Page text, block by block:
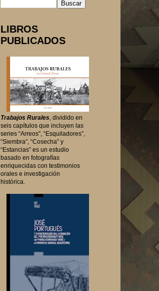
LIBROS
PUBLICADOS
Trabajos Rurales, dividido en
seis capítulos que incluyen las
series “Arreos”, “Esquiladores”,
“Siembra”, “Cosecha” y
“Estancias” es un estudio
basado en fotografías
enriquecidas con testimonios
orales e investigación
histórica.